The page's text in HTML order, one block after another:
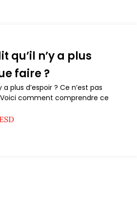
qu’il n’y a plus
faire ?
a plus d’espoir ? Ce n’est pas
comment comprendre ce